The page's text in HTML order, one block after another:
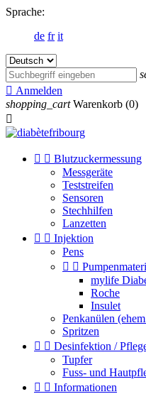
Sprache:
de fr it
 Anmelden
shopping_cart Warenkorb (0)

  Blutzuckermessung
Messgeräte
Teststreifen
Sensoren
Stechhilfen
Lanzetten
  Injektion
Pens
 
mylife
Roche
Insulet
Penkanülen
Spritzen
  Desinfektion /
Tupfer
Fuss- und
  Informationen